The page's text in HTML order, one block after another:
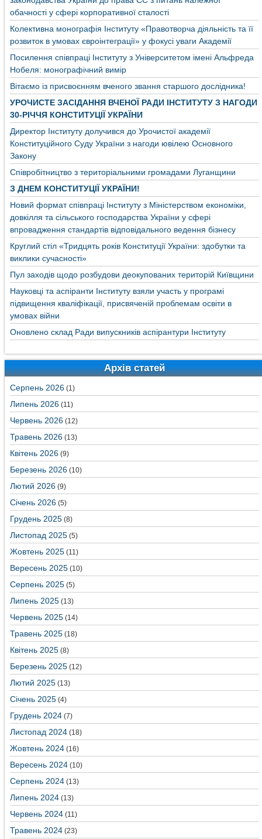
обачності у сфері корпоративної сталості
Колективна монографія Інституту «Правотворча діяльність та її
розвиток в умовах євроінтеграції» у фокусі уваги Академії
Посилення співпраці Інституту з Університетом імені Альфреда
Нобеля: монографічний вимір
Вітаємо із присвоєнням вченого звання старшого дослідника!
УРОЧИСТЕ ЗАСІДАННЯ ВЧЕНОЇ РАДИ ІНСТИТУТУ З НАГОДИ
30-РІЧЧЯ КОНСТИТУЦІЇ УКРАЇНИ
Директор Інституту долучився до Урочистої академії
Конституційного Суду України з нагоди ювілею Основного
Закону
Співробітництво з територіальними громадами Луганщини
З ДНЕМ КОНСТИТУЦІЇ УКРАЇНИ!
Новий формат співпраці Інституту з Міністерством економіки,
довкілля та сільського господарства України у сфері
впровадження стандартів відповідального ведення бізнесу
Круглий стіл «Тридцять років Конституції України: здобутки та
виклики сучасності»
Пул заходів щодо розбудови деокупованих територій Київщини
Науковці та аспіранти Інституту взяли участь у програмі
підвищення кваліфікації, присвяченій проблемам освіти в
умовах війни
Оновлено склад Ради випускників аспірантури Інституту
Архів статей
Серпень 2026 (1)
Липень 2026 (11)
Червень 2026 (12)
Травень 2026 (13)
Квітень 2026 (9)
Березень 2026 (10)
Лютий 2026 (9)
Січень 2026 (5)
Грудень 2025 (8)
Листопад 2025 (5)
Жовтень 2025 (11)
Вересень 2025 (10)
Серпень 2025 (5)
Липень 2025 (13)
Червень 2025 (14)
Травень 2025 (18)
Квітень 2025 (8)
Березень 2025 (12)
Лютий 2025 (13)
Січень 2025 (4)
Грудень 2024 (7)
Листопад 2024 (18)
Жовтень 2024 (16)
Вересень 2024 (10)
Серпень 2024 (13)
Липень 2024 (13)
Червень 2024 (11)
Травень 2024 (23)